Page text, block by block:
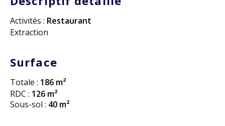
Activités : Restaurant
Extraction
Surface
Totale : 186 m²
RDC : 126 m²
Sous-sol : 40 m²